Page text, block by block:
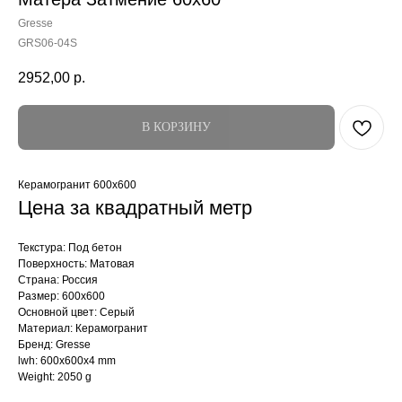
Gresse
GRS06-04S
2952,00 р.
В КОРЗИНУ
Керамогранит 600x600
Цена за квадратный метр
Текстура: Под бетон
Поверхность: Матовая
Страна: Россия
Размер: 600x600
Основной цвет: Серый
Материал: Керамогранит
Бренд: Gresse
lwh: 600x600x4 mm
Weight: 2050 g